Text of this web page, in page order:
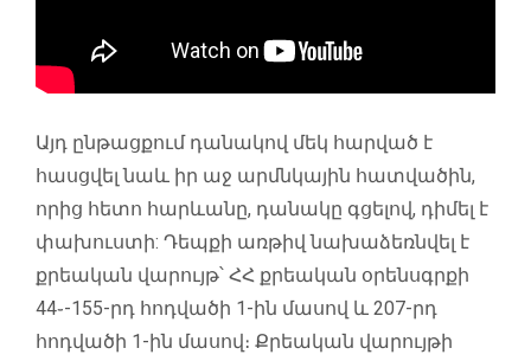
Այդ ընթացքում դանակով մեկ հարված է
հասցվել նաև իր աջ արմնկային հատվածին,
որից հետո հարևանը, դանակը գցելով, դիմել է
փախուստի: Դեպքի առթիվ նախաձեռնվել է
քրեական վարույթ՝ ՀՀ քրեական օրենսգրքի
44֊-155-րդ հոդվածի 1-ին մասով և 207-րդ
հոդվածի 1-ին մասով։ Քրեական վարույթի